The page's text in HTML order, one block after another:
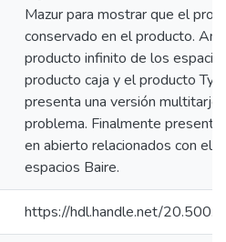
Mazur para mostrar que el
conservado en el producto.
producto infinito de los
producto caja y el producto
presenta una versión
problema. Finalmente
en abierto relacionados con el
espacios Baire.
https://hdl.handle.net/